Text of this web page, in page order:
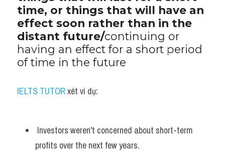
time, or things that will have an
effect soon rather than in the
distant future/continuing or
having an effect for a short period
of time in the future
IELTS TUTOR xét ví dụ:
Investors weren't concerned about short-term
profits over the next few years.